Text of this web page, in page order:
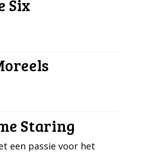
Six
Staring
een passie voor het